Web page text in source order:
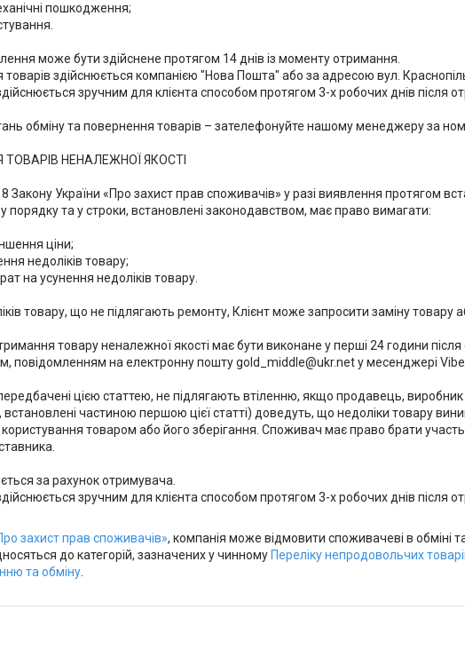
пошкодження;
може бути здійснене протягом 14 днів із моменту отримання.
здійснюється компанією "Нова Пошта" або за адресою вул.
зручним для клієнта способом протягом 3-х робочих днів після
обміну та повернення товарів – зателефонуйте нашому менеджеру за
НЕНАЛЕЖНОЇ ЯКОСТІ
8 Закону України «Про захист прав споживачів» у разі виявлення протягом
порядку та у строки, встановлені законодавством, має право вимагати:
ціни;
недоліків товару;
на усунення недоліків товару.
товару, що не підлягають ремонту, Клієнт може запросити заміну товару
товару неналежної якості має бути виконане у перші 24 години
повідомленням на електронну пошту gold_middle@ukr.net у месенджері
цією статтею, не підлягають втіленню, якщо продавець,
частиною першою цієї статті) доведуть, що недоліки товару
товаром або його зберігання. Споживач має право брати участь
за рахунок отримувача.
зручним для клієнта способом протягом 3-х робочих днів після
захист прав споживачів», компанія може відмовити споживачеві в обміні
до категорій, зазначених у чинному Переліку непродовольчих
та обміну